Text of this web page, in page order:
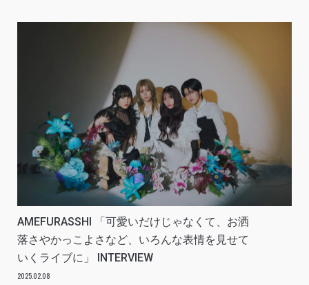
AMEFURASSHI 「可愛いだけじゃなくて、お洒
落さやかっこよさなど、いろんな表情を見せて
いくライブに」 INTERVIEW
2025.02.08